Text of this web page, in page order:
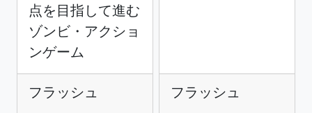
点を目指して進む
ゾンビ・アクショ
ンゲーム
フラッシュ フラッシュ